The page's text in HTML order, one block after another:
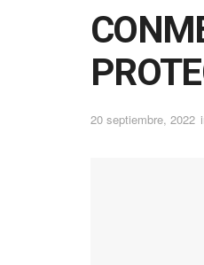
20 septiembre, 2022